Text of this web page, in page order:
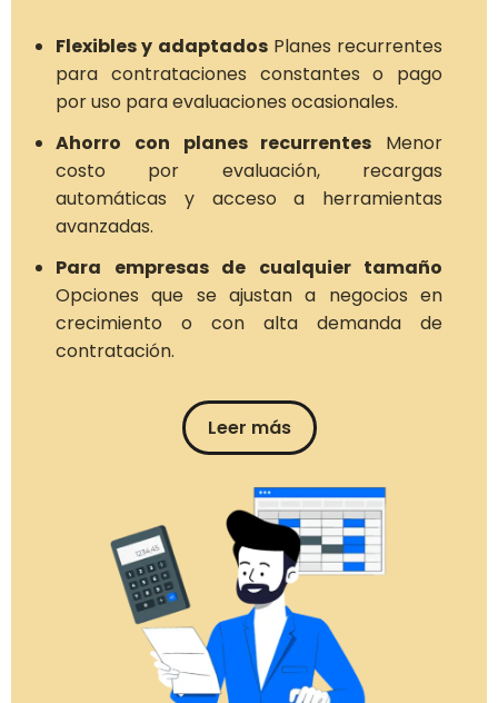
Flexibles y adaptadosPlanes recurrentes
para contrataciones constantes o pago
por uso para evaluaciones ocasionales.
Ahorro con planes recurrentes Menor
costo por evaluación, recargas
automáticas y acceso a herramientas
avanzadas.
Para empresas de cualquier tamaño
Opciones que se ajustan a negocios en
crecimiento o con alta demanda de
contratación.
Leer más